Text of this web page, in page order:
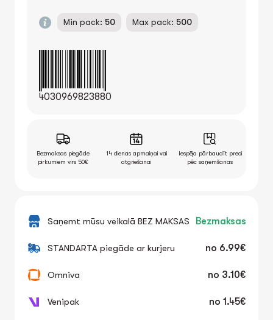
Min pack: 50 Max pack: 500
4030969823880
Bezmaksas piegāde
pirkumiem virs 50€
14 dienas apmaiņai vai
atgriešanai
Iespēja pārbaudīt preci
pēc saņemšanas
Saņemt mūsu veikalā BEZ MAKSAS Bezmaksas
STANDARTA piegāde ar kurjeru no 6.99€
Omniva no 3.10€
Venipak no 1.45€